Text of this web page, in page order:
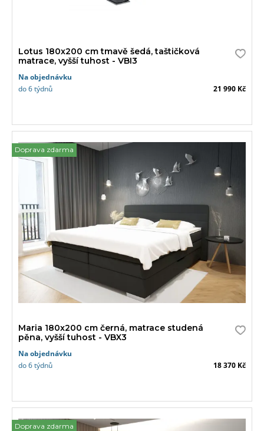
Lotus 180x200 cm tmavě šedá, taštičková
matrace, vyšší tuhost - VBI3
Na objednávku
do 6 týdnů
21 990 Kč
Doprava zdarma
Maria 180x200 cm černá, matrace studená
pěna, vyšší tuhost - VBX3
Na objednávku
do 6 týdnů
18 370 Kč
Doprava zdarma